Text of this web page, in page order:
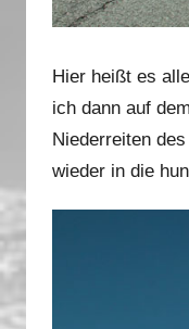
Hier heißt es
ich dann auf
Niederreiten
wieder in die